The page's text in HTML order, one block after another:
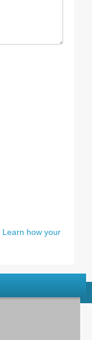
Learn how your